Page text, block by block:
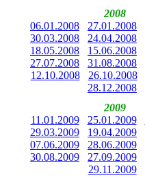
2008
06.01.2008
27.01.2008
30.03.2008
24.04.2008
18.05.2008
15.06.2008
27.07.2008
31.08.2008
12.10.2008
26.10.2008
28.12.2008
2009
11.01.2009
25.01.2009
29.03.2009
19.04.2009
07.06.2009
28.06.2009
30.08.2009
27.09.2009
29.11.2009